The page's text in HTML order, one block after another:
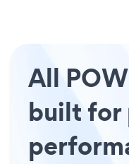
All
built for